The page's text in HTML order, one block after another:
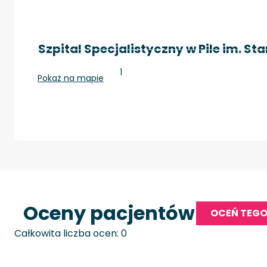
Szpital Specjalistyczny w Pile im.
Piła, ul. Rydygiera 1
Pokaż na mapie
Oceny pacjentów
OCEŃ
Całkowita liczba ocen: 0